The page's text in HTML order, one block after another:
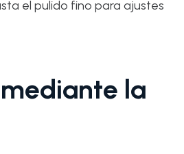
el pulido fino para ajustes
la